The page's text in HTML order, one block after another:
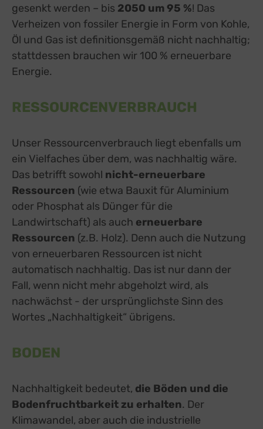
gesenkt werden – bis 2050 um 95 %! Das
Verheizen von fossiler Energie in Form von Kohle,
Öl und Gas ist definitionsgemäß nicht nachhaltig;
stattdessen brauchen wir 100 % erneuerbare
Energie.
RESSOURCENVERBRAUCH
Unser Ressourcenverbrauch liegt ebenfalls um
ein Vielfaches über dem, was nachhaltig wäre.
Das betrifft sowohl nicht-erneuerbare
Ressourcen (wie etwa Bauxit für Aluminium
oder Phosphat als Dünger für die
Landwirtschaft) als auch erneuerbare
Ressourcen (z.B. Holz). Denn auch die Nutzung
von erneuerbaren Ressourcen ist nicht
automatisch nachhaltig. Das ist nur dann der
Fall, wenn nicht mehr abgeholzt wird, als
nachwächst - der ursprünglichste Sinn des
Wortes „Nachhaltigkeit“ übrigens.
BODEN
Nachhaltigkeit bedeutet, die Böden und die
Bodenfruchtbarkeit zu erhalten. Der
Klimawandel, aber auch die industrielle